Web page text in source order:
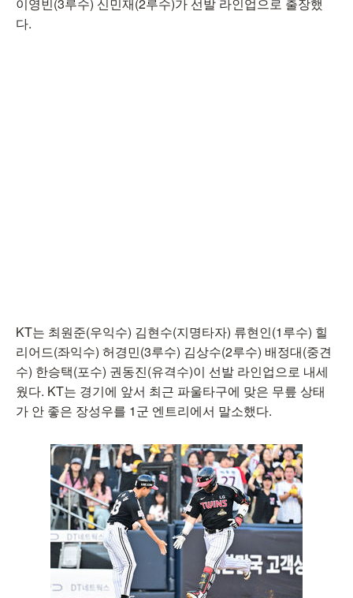
다.
KT는 최원준(우익수) 김현수(지명타자) 류현인(1루수) 힐
리어드(좌익수) 허경민(3루수) 김상수(2루수) 배정대(중견
수) 한승택(포수) 권동진(유격수)이 선발 라인업으로 내세
웠다. KT는 경기에 앞서 최근 파울타구에 맞은 무릎 상태
가 안 좋은 장성우를 1군 엔트리에서 말소했다.